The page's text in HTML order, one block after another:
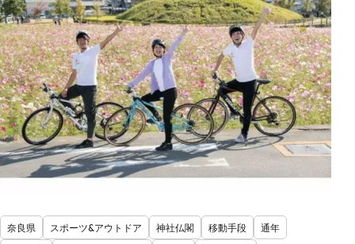
奈良県 スポーツ&アウトドア 神社仏閣 移動手段
通年